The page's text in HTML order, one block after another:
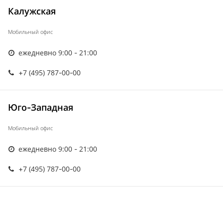
Калужская
Мобильный офис
ежедневно 9:00 - 21:00
+7 (495) 787-00-00
Юго-Западная
Мобильный офис
ежедневно 9:00 - 21:00
+7 (495) 787-00-00